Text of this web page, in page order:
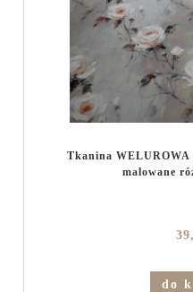
Tkanina WELUROWA
malowane
do